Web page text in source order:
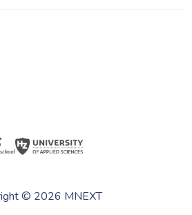
© 2026 MNEXT